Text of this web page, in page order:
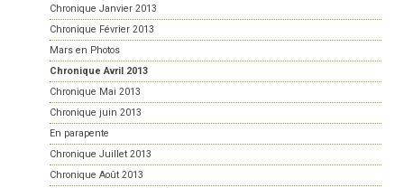
Chronique Janvier 2013
Chronique Février 2013
Mars en Photos
Chronique Avril 2013
Chronique Mai 2013
Chronique juin 2013
En parapente
Chronique Juillet 2013
Chronique Août 2013